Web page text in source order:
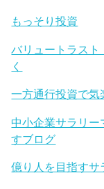
もっそり投資
バリュートラス
く
一方通行投資で気
中小企業サラリ
すブログ
億り人を目指すサ